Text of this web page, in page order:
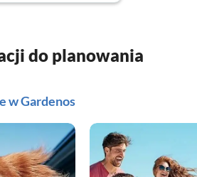
do planowania
w Gardenos